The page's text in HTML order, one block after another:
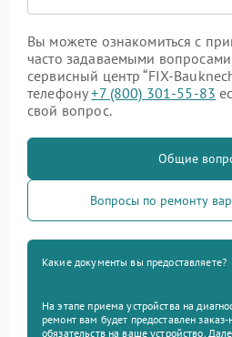
Вы можете ознакомиться с
часто задаваемыми
сервисный центр “FIX-
телефону+7 (800) 301-55-83
свой вопрос.
Общие
Вопросы по ремонту
Какие документы вы предоставляете?
На этапе приема устройства на
ремонт вам будет предоставлен
обязательств на ваше устройство.